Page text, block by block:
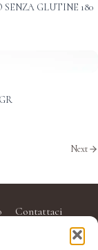
GLUTINE 180
Next
Contattaci